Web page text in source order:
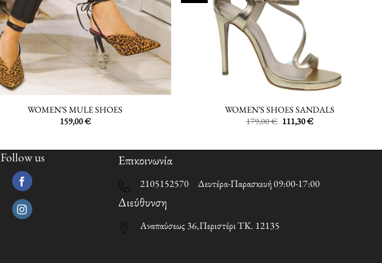
WOMEN’S MULE SHOES
159,00€
WOMEN’S SHOES SANDALS
179,00€ Original
price
111,30€Current
Follow us Επικοινωνία
2105152570 Δευτέρα-Παρασκευή 09:00-17:00
Διεύθυνση
Αναπαύσεως 36,Περιστέρι ΤΚ. 12135